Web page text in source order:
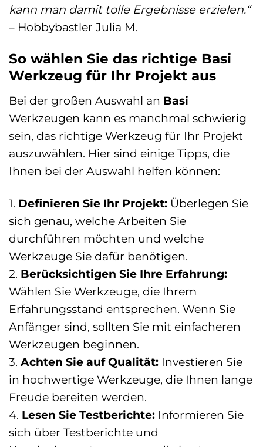
kann man damit tolle Ergebnisse erzielen.“
– Hobbybastler Julia M.
So wählen Sie das richtige Basi
Werkzeug für Ihr Projekt aus
Bei der großen Auswahl an Basi
Werkzeugen kann es manchmal schwierig
sein, das richtige Werkzeug für Ihr Projekt
auszuwählen. Hier sind einige Tipps, die
Ihnen bei der Auswahl helfen können:
1. Definieren Sie Ihr Projekt: Überlegen Sie
sich genau, welche Arbeiten Sie
durchführen möchten und welche
Werkzeuge Sie dafür benötigen.
2. Berücksichtigen Sie Ihre Erfahrung:
Wählen Sie Werkzeuge, die Ihrem
Erfahrungsstand entsprechen. Wenn Sie
Anfänger sind, sollten Sie mit einfacheren
Werkzeugen beginnen.
3. Achten Sie auf Qualität: Investieren Sie
in hochwertige Werkzeuge, die Ihnen lange
Freude bereiten werden.
4. Lesen Sie Testberichte: Informieren Sie
sich über Testberichte und